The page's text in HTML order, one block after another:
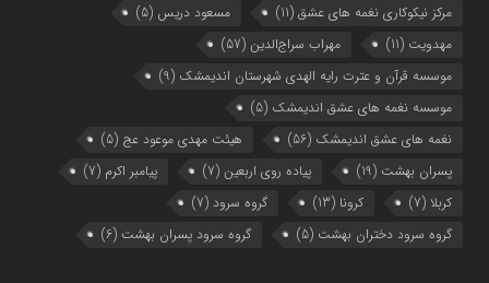
مرکز نیکوکاری نغمه های عشق (11) مسعود دریس (5)
مهدویت (11) مهراب سراج‌الدین (57)
موسسه قرآن و عترت رایه الهدی شهرستان اندیمشک (9)
موسسه نغمه های عشق اندیمشک (5)
نغمه های عشق اندیمشک (56) هیئت مهدی موعود عج (5)
پسران بهشت (19) پیاده روی اربعین (7) پیامبر اکرم (7)
کربلا (7) کرونا (13) گروه سرود (7)
گروه سرود دختران بهشت (5) گروه سرود پسران بهشت (6)